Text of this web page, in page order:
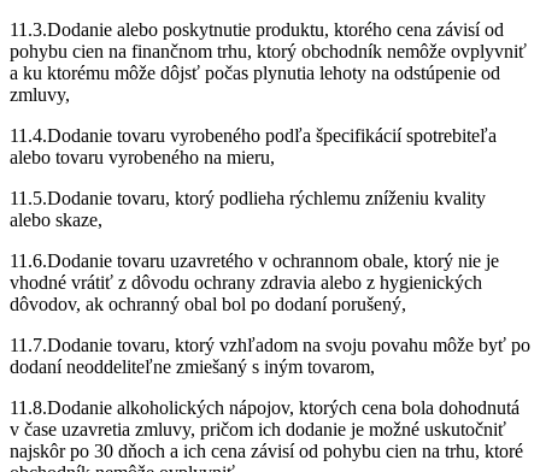
11.3.Dodanie alebo poskytnutie produktu, ktorého cena závisí od
pohybu cien na finančnom trhu, ktorý obchodník nemôže ovplyvniť
a ku ktorému môže dôjsť počas plynutia lehoty na odstúpenie od
zmluvy,
11.4.Dodanie tovaru vyrobeného podľa špecifikácií spotrebiteľa
alebo tovaru vyrobeného na mieru,
11.5.Dodanie tovaru, ktorý podlieha rýchlemu zníženiu kvality
alebo skaze,
11.6.Dodanie tovaru uzavretého v ochrannom obale, ktorý nie je
vhodné vrátiť z dôvodu ochrany zdravia alebo z hygienických
dôvodov, ak ochranný obal bol po dodaní porušený,
11.7.Dodanie tovaru, ktorý vzhľadom na svoju povahu môže byť po
dodaní neoddeliteľne zmiešaný s iným tovarom,
11.8.Dodanie alkoholických nápojov, ktorých cena bola dohodnutá
v čase uzavretia zmluvy, pričom ich dodanie je možné uskutočniť
najskôr po 30 dňoch a ich cena závisí od pohybu cien na trhu, ktoré